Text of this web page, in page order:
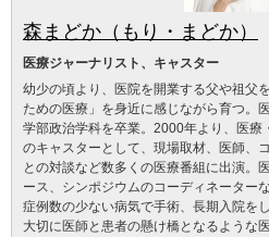
森まどか（もり・まどか）
医療ジャーナリスト、キャスター
幼少の頃より、医院を開業する父や祖父
ための医療」を身近に感じながら育つ。
学部政治学科を卒業。2000年より、医療
のキャスターとして、現場取材、医師、
との対談など数多くの医療番組に出演。
ース、シンポジウムのコーディネーター
症例数の少ない病気で手術、長期入院を
大切に医師と患者の懸け橋となるような